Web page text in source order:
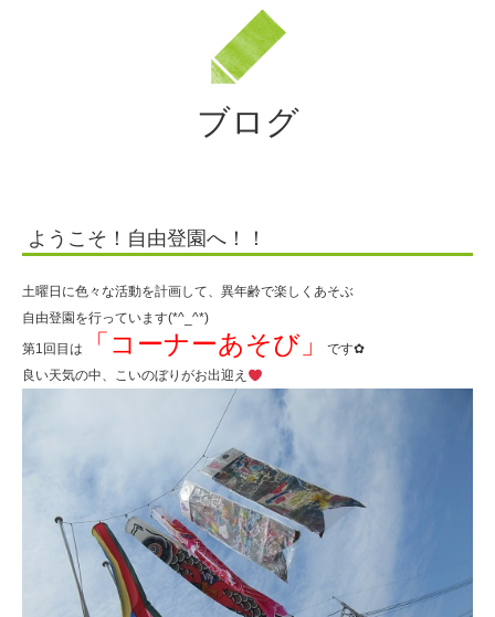
|
人
住
田
学
園
ブログ
ようこそ！自由登園へ！！
土曜日に色々な活動を計画して、異年齢で楽しくあそぶ
自由登園を行っています(*^_^*)
第1回目は
「コーナーあそび」
です✿
良い天気の中、こいのぼりがお出迎え